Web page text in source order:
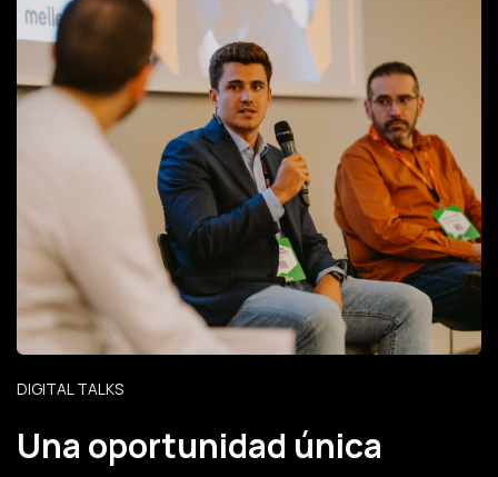
DIGITAL TALKS
Una oportunidad única